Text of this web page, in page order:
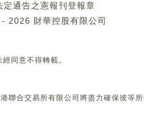
通告之憲報刊登報章
財華控股有限公司
同意不得轉載。
聯合交易所有限公司將盡力確保彼等